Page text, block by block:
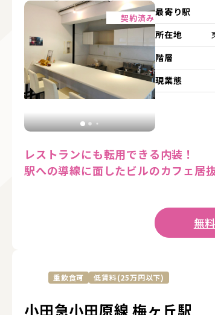
契約済み
詳細を見る
最寄り駅
所在地
階層
現業態
レストランにも転用できる内装！
駅への導線に面したビルのカフェ居
無
重飲食可 低賃料(25万円以下)
小田急小田原線 梅ヶ丘駅